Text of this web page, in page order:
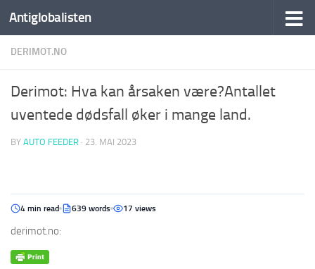
Antiglobalisten
DERIMOT.NO
Derimot: Hva kan årsaken være?Antallet
uventede dødsfall øker i mange land.
BY AUTO FEEDER · 23. MAI 2023
4 min read 639 words 17 views
derimot.no: